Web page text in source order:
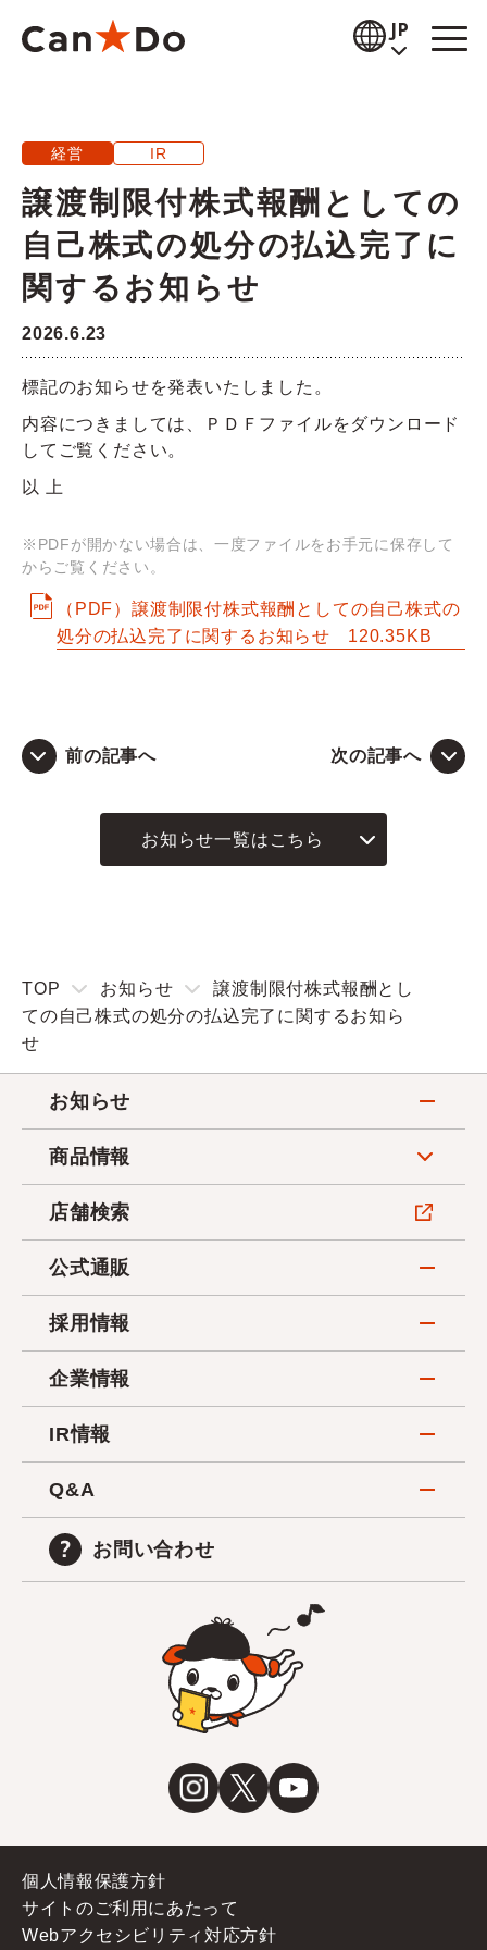
JP
お知らせ
商品情報
採用情報
企業情報
IR情報
Q&A
経営 IR
譲渡制限付株式報酬としての
自己株式の処分の払込完了に
関するお知らせ
2026.6.23
標記のお知らせを発表いたしました。
内容につきましては、ＰＤＦファイルをダウンロード
してご覧ください。
以 上
※PDFが開かない場合は、一度ファイルをお手元に保存して
からご覧ください。
（PDF）譲渡制限付株式報酬としての自己株式の
処分の払込完了に関するお知らせ
120.35KB
前の記事へ 次の記事へ
お知らせ一覧はこちら
TOP お知らせ
譲渡制限付株式報酬とし
ての自己株式の処分の払込完了に関するお知ら
せ
お知らせ
商品情報
店舗検索
公式通販
採用情報
企業情報
IR情報
Q&A
お問い合わせ
個人情報保護方針
サイトのご利用にあたって
Webアクセシビリティ対応方針